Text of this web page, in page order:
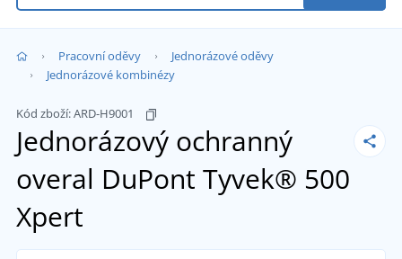
Pracovní oděvy
Jednorázové oděvy
Jednorázové kombinézy
Kód zboží:ARD-H9001
Jednorázový ochranný
overal DuPont Tyvek® 500
Xpert